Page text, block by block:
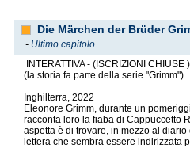
Die Märchen der Brüder
- Ultimo capitolo
INTERATTIVA - (ISCRIZIONI CHIUSE )
(la storia fa parte della serie "Grimm")
Inghilterra, 2022
Eleonore Grimm, durante un
racconta loro la fiaba di Cappuccetto
aspetta è di trovare, in mezzo al
lettera che sembra essere indirizzata